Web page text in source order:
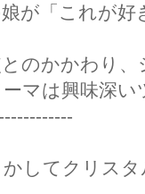
が「これが
のかかわり
マは興味深い
してクリス